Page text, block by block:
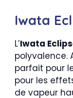
Iwata
L’Iwata
polyvalence.
parfait pour
pour les
de vapeur